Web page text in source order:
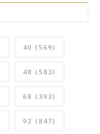
40 (569)
48 (583)
68 (393)
92 (847)